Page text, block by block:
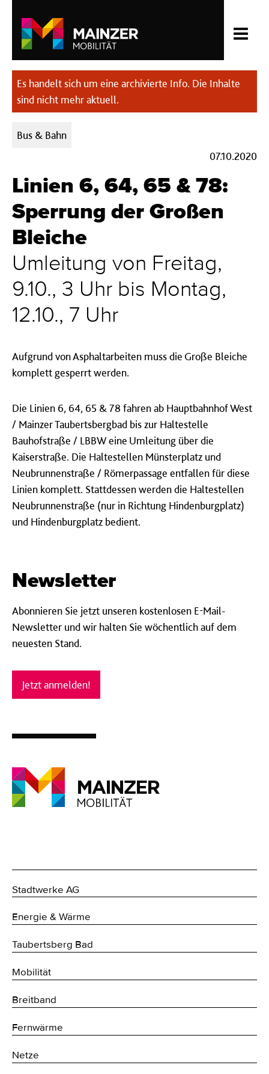
Es handelt sich um eine archivierte Info. Die Inhalte
sind nicht mehr aktuell.
Kategorien:
Bus & Bahn
07.10.2020
Linien 6, 64, 65 & 78:
Sperrung der Großen
Bleiche
Umleitung von Freitag,
9.10., 3 Uhr bis Montag,
12.10., 7 Uhr
Aufgrund von Asphaltarbeiten muss die Große Bleiche
komplett gesperrt werden.
Die Linien 6, 64, 65 & 78 fahren ab Hauptbahnhof West
/ Mainzer Taubertsbergbad bis zur Haltestelle
Bauhofstraße / LBBW eine Umleitung über die
Kaiserstraße. Die Haltestellen Münsterplatz und
Neubrunnenstraße / Römerpassage entfallen für diese
Linien komplett. Stattdessen werden die Haltestellen
Neubrunnenstraße (nur in Richtung Hindenburgplatz)
und Hindenburgplatz bedient.
Newsletter
Abonnieren Sie jetzt unseren kostenlosen E-Mail-
Newsletter und wir halten Sie wöchentlich auf dem
neuesten Stand.
Jetzt anmelden!
Stadtwerke AG
Energie & Wärme
Taubertsberg Bad
Mobilität
Breitband
Fernwärme
Netze